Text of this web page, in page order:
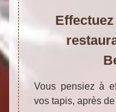
Vous pensiez à
vos tapis, après